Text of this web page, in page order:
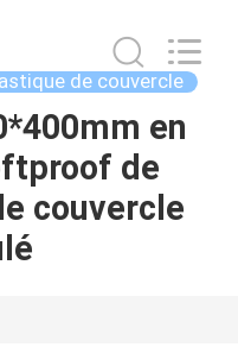
de couvercle
en
de
couvercle